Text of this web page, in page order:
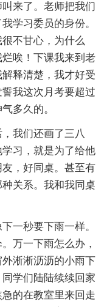
来了。老师把我们
学习委员的身份。
不甘心，为什么
唉！下课我来到老
释清楚，我才好受
我这次月考要超过
多久的。
我们还画了三八
习，就是为了给他
，好同桌。甚至有
关系。我和我同桌
秒要下雨一样。
万一下雨怎么办，
淅淅沥沥的小雨下
学们陆陆续续回家
的在教室里来回走